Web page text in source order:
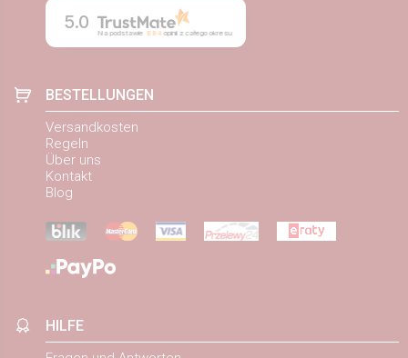
5.0
Na podstawie 884opinii z całego okresu
BESTELLUNGEN
Versandkosten
Regeln
Über uns
Kontakt
Blog
HILFE